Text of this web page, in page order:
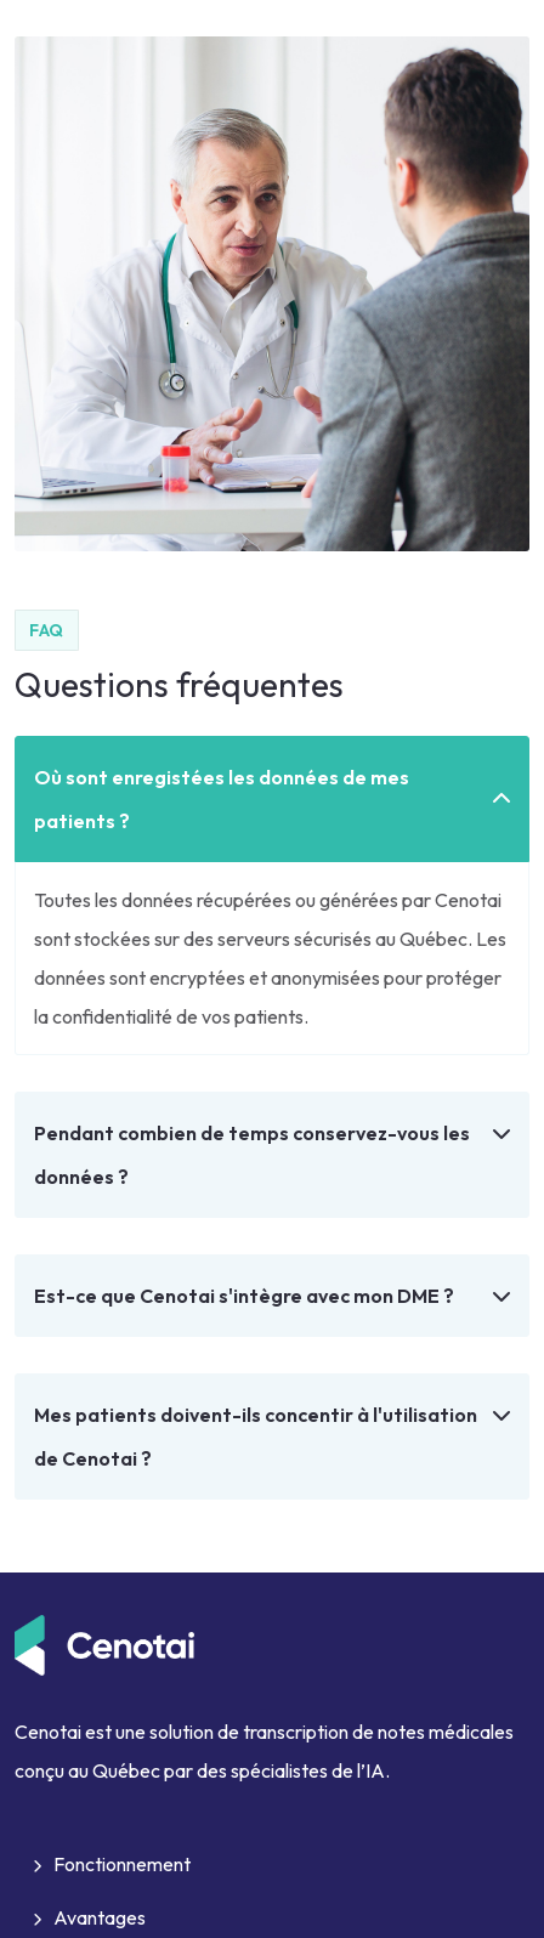
FAQ
Questions fréquentes
Où sont enregistées les données de mes
patients ?
Toutes les données récupérées ou générées par Cenotai
sont stockées sur des serveurs sécurisés au Québec. Les
données sont encryptées et anonymisées pour protéger
la confidentialité de vos patients.
Pendant combien de temps conservez-vous les
données ?
Est-ce que Cenotai s'intègre avec mon DME ?
Mes patients doivent-ils concentir à l'utilisation
de Cenotai ?
Cenotai est une solution de transcription de notes médicales
conçu au Québec par des spécialistes de l’IA.
Fonctionnement
Avantages